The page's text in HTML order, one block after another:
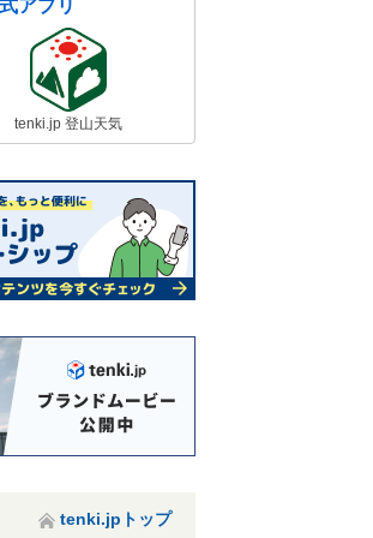
アプリ
tenki.jp 登山天気
tenki.jpトップ